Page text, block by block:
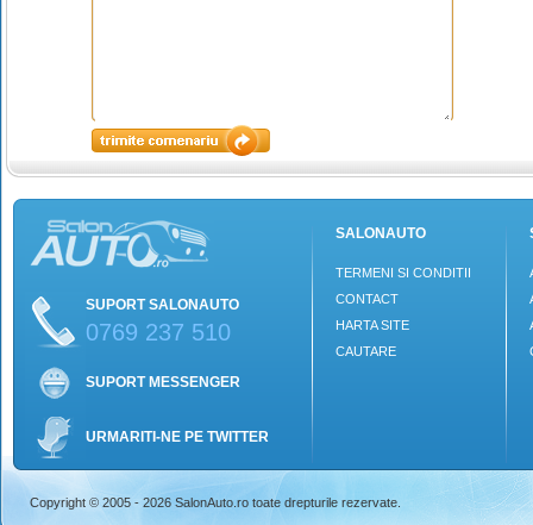
SUPORT SALONAUTO
0769 237 510
SUPORT MESSENGER
URMARITI-NE PE TWITTER
SALONAUTO
TERMENI SI CONDITII
CONTACT
HARTA SITE
CAUTARE
Copyright © 2005 - 2026 SalonAuto.ro toate drepturile rezervate.